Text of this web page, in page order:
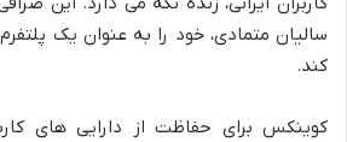
سالیان متمادی، خود را به عنوان یک
کند.
کوینکس برای حفاظت از دارایی های